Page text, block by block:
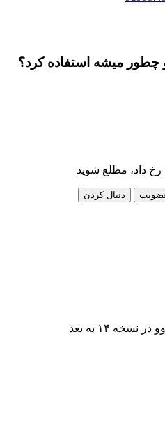
چطور میشه استفاده کرد؟
داد، مطلع شوید
دنبال کردن
۱۴ به بعد